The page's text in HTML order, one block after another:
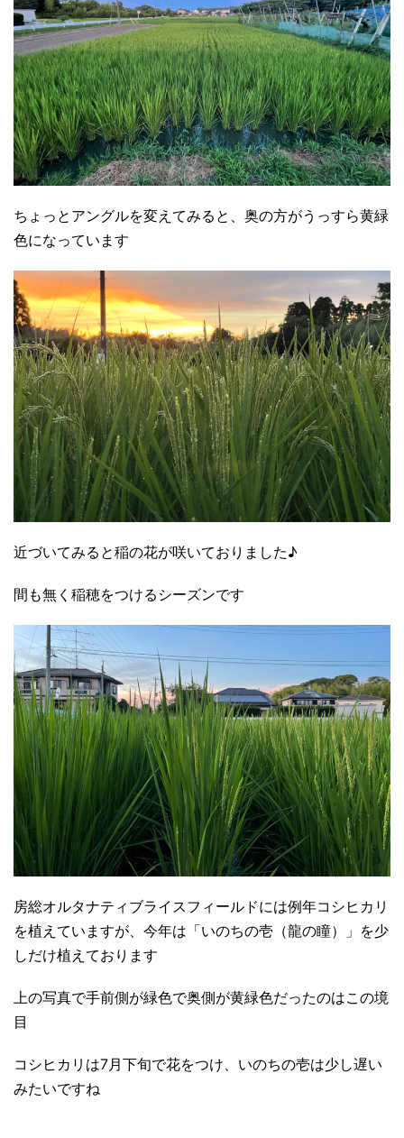
ちょっとアングルを変えてみると、奥の方がうっすら黄緑
色になっています
近づいてみると稲の花が咲いておりました♪
間も無く稲穂をつけるシーズンです
房総オルタナティブライスフィールドには例年コシヒカリ
を植えていますが、今年は「いのちの壱（龍の瞳）」を少
しだけ植えております
上の写真で手前側が緑色で奥側が黄緑色だったのはこの境
目
コシヒカリは7月下旬で花をつけ、いのちの壱は少し遅い
みたいですね